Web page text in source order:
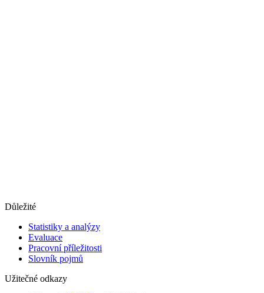
Důležité
Statistiky a analýzy
Evaluace
Pracovní příležitosti
Slovník pojmů
Užitečné odkazy